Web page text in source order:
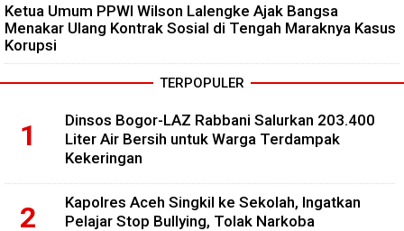
Ketua Umum PPWI Wilson Lalengke Ajak Bangsa
Menakar Ulang Kontrak Sosial di Tengah Maraknya Kasus
Korupsi
TERPOPULER
Dinsos Bogor-LAZ Rabbani Salurkan 203.400
Liter Air Bersih untuk Warga Terdampak
Kekeringan
Kapolres Aceh Singkil ke Sekolah, Ingatkan
Pelajar Stop Bullying, Tolak Narkoba